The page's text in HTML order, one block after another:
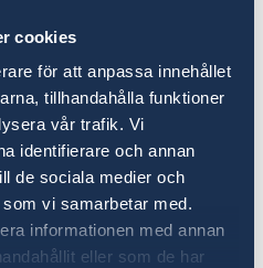
cookies
för att anpassa innehållet
tillhandahålla funktioner
vår trafik. Vi
identifierare och annan
de sociala medier och
vi samarbetar med.
informationen med annan
eller som de har
än nödvändigt i dessa
välja privata
erbjuder direktbussar
Antigua och Esquipulas
i Copán,
vistas i de fattigare